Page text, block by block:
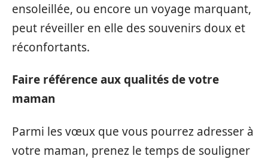
ensoleillée, ou encore un voyage marquant,
peut réveiller en elle des souvenirs doux et
réconfortants.
Faire référence aux qualités de votre
maman
Parmi les vœux que vous pourrez adresser à
votre maman, prenez le temps de souligner